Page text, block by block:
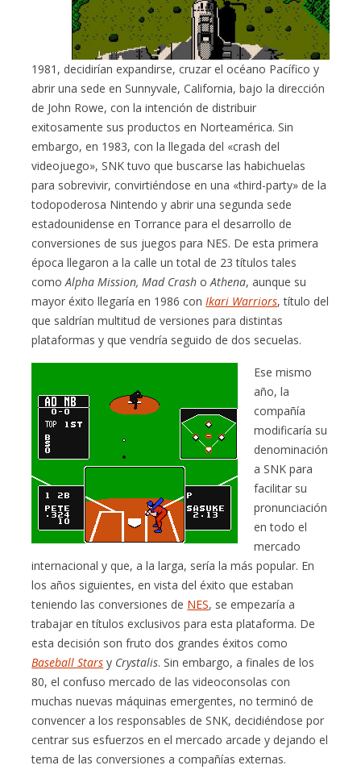
1981, decidirían expandirse, cruzar el océano Pacífico y
abrir una sede en Sunnyvale, California, bajo la dirección
de John Rowe, con la intención de distribuir
exitosamente sus productos en Norteamérica. Sin
embargo, en 1983, con la llegada del «crash del
videojuego», SNK tuvo que buscarse las habichuelas
para sobrevivir, convirtiéndose en una «third-party» de la
todopoderosa Nintendo y abrir una segunda sede
estadounidense en Torrance para el desarrollo de
conversiones de sus juegos para NES. De esta primera
época llegaron a la calle un total de 23 títulos tales
comoAlpha Mission, Mad Crash oAthena, aunque su
mayor éxito llegaría en 1986 con Ikari Warriors, título del
que saldrían multitud de versiones para distintas
plataformas y que vendría seguido de dos secuelas.
Ese mismo
año, la
compañía
modificaría su
denominación
a SNK para
facilitar su
pronunciación
en todo el
mercado
internacional y que, a la larga, sería la más popular. En
los años siguientes, en vista del éxito que estaban
teniendo las conversiones de NES, se empezaría a
trabajar en títulos exclusivos para esta plataforma. De
esta decisión son fruto dos grandes éxitos como
Baseball Stars y Crystalis. Sin embargo, a finales de los
80, el confuso mercado de las videoconsolas con
muchas nuevas máquinas emergentes, no terminó de
convencer a los responsables de SNK, decidiéndose por
centrar sus esfuerzos en el mercado arcade y dejando el
tema de las conversiones a compañías externas.